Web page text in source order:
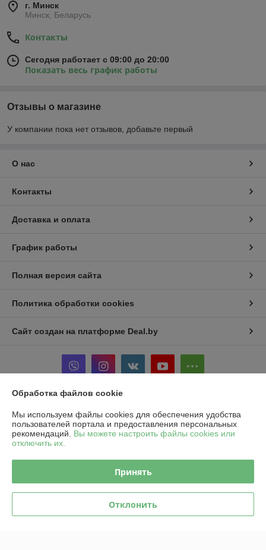
г. Минск
Минск, Беларусь
Контакты
Сегодня работает с 09:00 до 20:00
Показать весь график работы
Отзывы о магазине
У компании пока нет отзывов, добавьте первый
О нас
Контакты
Доставка и оплата
График работы
Полная версия сайта
Политика обработки cookies
Сайт создан на платформе Deal.by
Информация для покупателя
Юридическое лицо:ООО "ТехноАгро"
РБ, 246007, г. Гомель, ул. Советская, 157А
Регистрационный орган: Гомельский горисполком
Дата регистрации компании: 10.08.2012
Обработка файлов cookie
Мы используем файлы cookies для обеспечения удобства
пользователей портала и предоставления персональных
рекомендаций. Вы можете настроить файлы cookies или
отключить их.
Принять
Отклонить